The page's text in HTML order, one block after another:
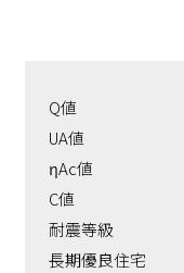
Q値
UA値
ηAc値
C値
耐震等級
長期優良住宅